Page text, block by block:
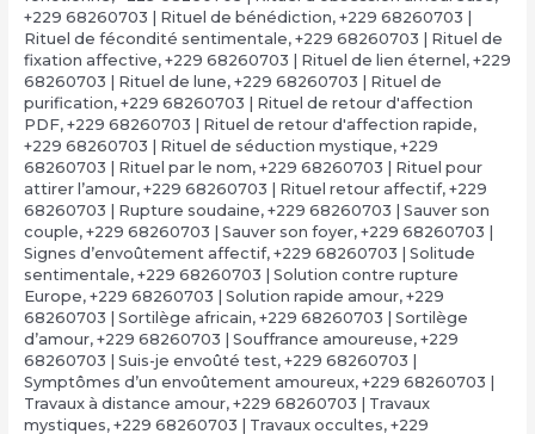
+229 68260703 | Rituel de bénédiction, +229 68260703 |
Rituel de fécondité sentimentale, +229 68260703 | Rituel de
fixation affective, +229 68260703 | Rituel de lien éternel , +229
68260703 | Rituel de lune, +229 68260703 | Rituel de
purification, +229 68260703 | Rituel de retour d'affection
PDF, +229 68260703 | Rituel de retour d'affection rapide,
+229 68260703 | Rituel de séduction mystique, +229
68260703 | Rituel par le nom, +229 68260703 | Rituel pour
attirer l’amour, +229 68260703 | Rituel retour affectif, +229
68260703 | Rupture soudaine, +229 68260703 | Sauver son
couple, +229 68260703 | Sauver son foyer, +229 68260703 |
Signes d’envoûtement affectif, +229 68260703 | Solitude
sentimentale, +229 68260703 | Solution contre rupture
Europe, +229 68260703 | Solution rapide amour, +229
68260703 | Sortilège africain, +229 68260703 | Sortilège
d’amour, +229 68260703 | Souffrance amoureuse, +229
68260703 | Suis-je envoûté test, +229 68260703 |
Symptômes d’un envoûtement amoureux, +229 68260703 |
Travaux à distance amour, +229 68260703 | Travaux
mystiques, +229 68260703 | Travaux occultes, +229